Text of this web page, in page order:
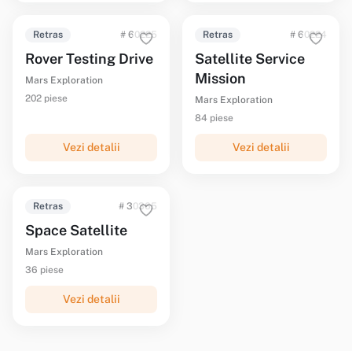
Retras # 60225
Rover Testing Drive
Mars Exploration
202 piese
Vezi detalii
Retras # 60224
Satellite Service
Mission
Mars Exploration
84 piese
Vezi detalii
Retras # 30365
Space Satellite
Mars Exploration
36 piese
Vezi detalii